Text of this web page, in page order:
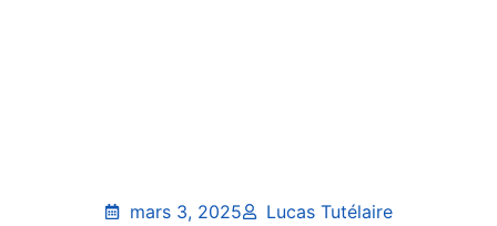
mars 3, 2025
Lucas Tutélaire